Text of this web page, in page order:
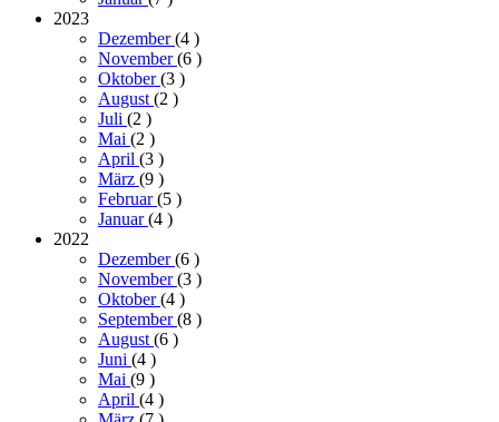
2023
Dezember(4 )
November(6 )
Oktober(3 )
August (2 )
Juli (2 )
Mai (2 )
April (3 )
März (9 )
Februar(5 )
Januar(4 )
2022
Dezember(6 )
November(3 )
Oktober(4 )
September(8 )
August (6 )
Juni (4 )
Mai (9 )
April (4 )